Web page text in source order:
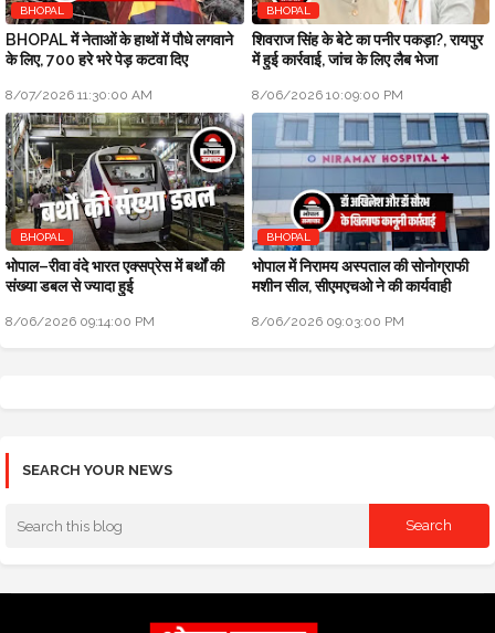
BHOPAL
BHOPAL में नेताओं के हाथों में पौधे लगवाने
के लिए, 700 हरे भरे पेड़ कटवा दिए
8/07/2026 11:30:00 AM
BHOPAL
शिवराज सिंह के बेटे का पनीर पकड़ा?, रायपुर
में हुई कार्रवाई, जांच के लिए लैब भेजा
8/06/2026 10:09:00 PM
BHOPAL
भोपाल–रीवा वंदे भारत एक्सप्रेस में बर्थों की
संख्या डबल से ज्यादा हुई
8/06/2026 09:14:00 PM
BHOPAL
भोपाल में निरामय अस्पताल की सोनोग्राफी
मशीन सील, सीएमएचओ ने की कार्यवाही
8/06/2026 09:03:00 PM
SEARCH YOUR NEWS